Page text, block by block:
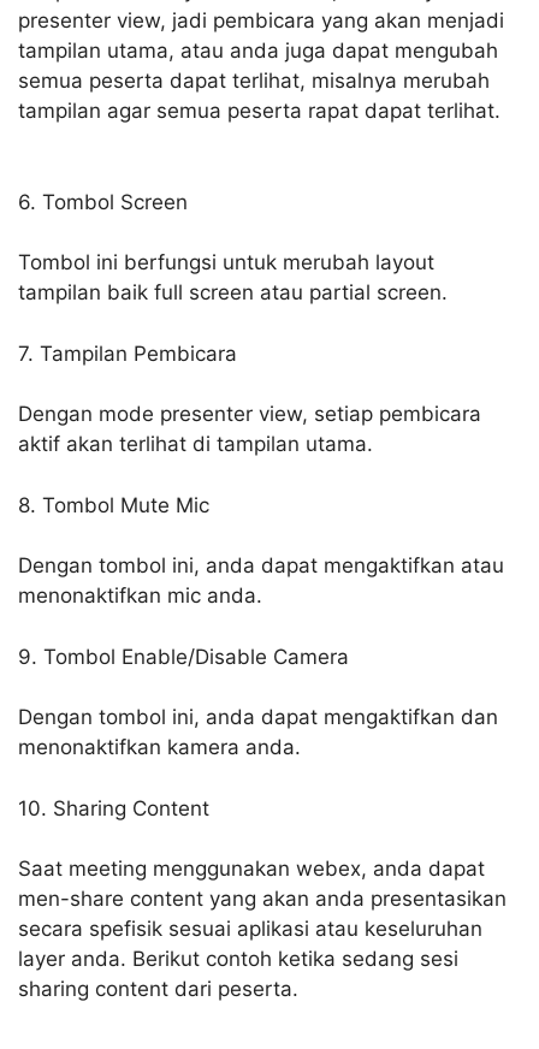
presenter view, jadi pembicara yang akan menjadi
tampilan utama, atau anda juga dapat mengubah
semua peserta dapat terlihat, misalnya merubah
tampilan agar semua peserta rapat dapat terlihat.
6. Tombol Screen
Tombol ini berfungsi untuk merubah layout
tampilan baik full screen atau partial screen.
7. Tampilan Pembicara
Dengan mode presenter view, setiap pembicara
aktif akan terlihat di tampilan utama.
8. Tombol Mute Mic
Dengan tombol ini, anda dapat mengaktifkan atau
menonaktifkan mic anda.
9. Tombol Enable/Disable Camera
Dengan tombol ini, anda dapat mengaktifkan dan
menonaktifkan kamera anda.
10. Sharing Content
Saat meeting menggunakan webex, anda dapat
men-share content yang akan anda presentasikan
secara spefisik sesuai aplikasi atau keseluruhan
layer anda. Berikut contoh ketika sedang sesi
sharing content dari peserta.